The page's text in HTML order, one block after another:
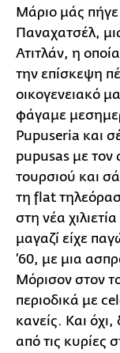
Μάριο μάς πήγε
Παναχατσέλ,
Ατιτλάν, η
την επίσκεψη
οικογενειακό
φάγαμε
Pupuseria και
pupusas με τον
τουρσιού και
τη flat
στη νέα
μαγαζί είχε
’60, με μια
Μόρισον στον
περιοδικά με
κανείς. Και
από τις κυρίες